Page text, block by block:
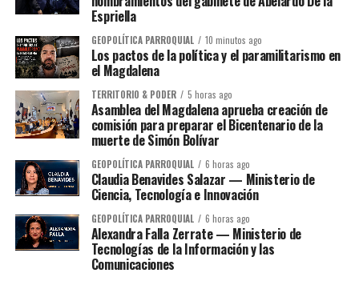
Espriella
GEOPOLÍTICA PARROQUIAL 10 minutos ago
Los pactos de la política y el paramilitarismo en
el Magdalena
TERRITORIO & PODER 5 horas ago
Asamblea del Magdalena aprueba creación de
comisión para preparar el Bicentenario de la
muerte de Simón Bolívar
GEOPOLÍTICA PARROQUIAL 6 horas ago
Claudia Benavides Salazar — Ministerio de
Ciencia, Tecnología e Innovación
GEOPOLÍTICA PARROQUIAL 6 horas ago
Alexandra Falla Zerrate — Ministerio de
Tecnologías de la Información y las
Comunicaciones